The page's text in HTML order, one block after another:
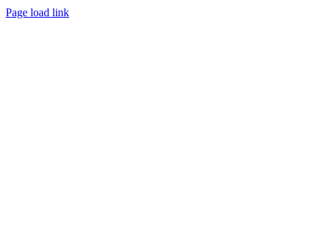
Page load link